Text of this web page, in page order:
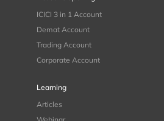
ICICI 3 in 1 Account
Demat Account
Trading Account
Corporate Account
Learning
Articles